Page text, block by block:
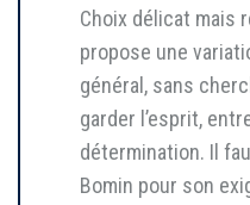
Choix délicat mais
propose une
général, sans
garder l’esprit,
détermination. Il
Bomin pour son